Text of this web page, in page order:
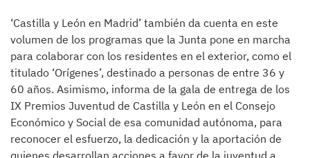
‘Castilla y León en Madrid’ también da cuenta en este
volumen de los programas que la Junta pone en marcha
para colaborar con los residentes en el exterior, como el
titulado ‘Orígenes’, destinado a personas de entre 36 y
60 años. Asimismo, informa de la gala de entrega de los
IX Premios Juventud de Castilla y León en el Consejo
Económico y Social de esa comunidad autónoma, para
reconocer el esfuerzo, la dedicación y la aportación de
quienes desarrollan acciones a favor de la juventud a